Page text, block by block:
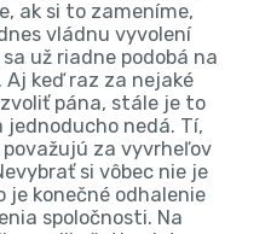
ak si to zameníme,
vládnu vyvolení
už riadne podobá na
keď raz za nejaké
pána, stále je to
jednoducho nedá. Tí,
za vyvrheľov
si vôbec nie je
je konečné odhalenie
spoločnosti. Na